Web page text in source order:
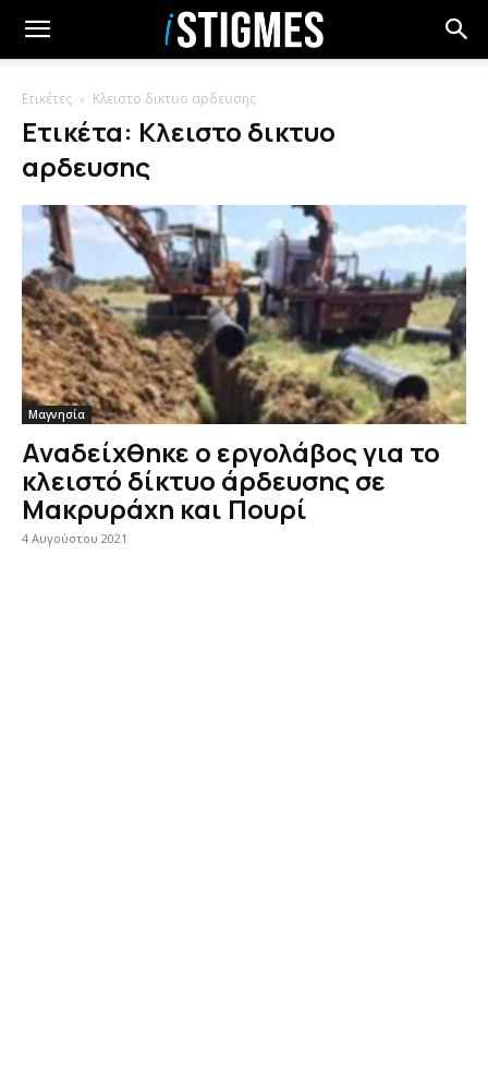
Ετικέτες Κλειστο δικτυο αρδευσης
Ετικέτα: Κλειστο δικτυο
αρδευσης
Μαγνησία
Αναδείχθηκε ο εργολάβος για το
κλειστό δίκτυο άρδευσης σε
Μακρυράχη και Πουρί
4 Αυγούστου 2021